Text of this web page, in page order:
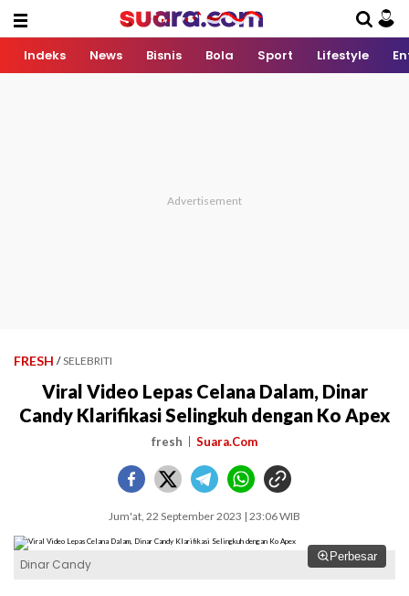
Indeks News Bisnis Bola Sport Lifestyle
FRESH / SELEBRITI
Viral Video Lepas Celana Dalam, Dinar
Candy Klarifikasi Selingkuh dengan Ko Apex
fresh Suara.Com
Jum'at, 22 September 2023 | 23:06 WIB
Perbesar
Dinar Candy